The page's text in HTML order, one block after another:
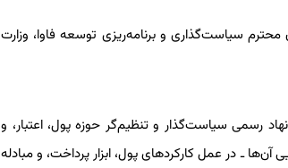
سیاست‌گذاری و برنامه‌ریزی توسعه فاوا، وزارت
رسمی سیاست‌گذار و تنظیم‌گر حوزه پول، اعتبار، و
ـ در عمل کارکردهای پول، ابزار پرداخت، و مبادله